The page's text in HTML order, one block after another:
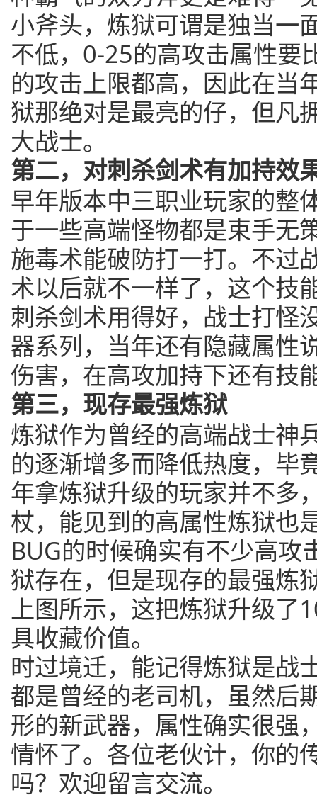
小斧头，炼狱可谓是独当一
不低，0-25的高攻击属性要
的攻击上限都高，因此在当
狱那绝对是最亮的仔，但凡
大战士。
第二，对刺杀剑术有加持效
早年版本中三职业玩家的整
于一些高端怪物都是束手无
施毒术能破防打一打。不过
术以后就不一样了，这个技
刺杀剑术用得好，战士打怪
器系列，当年还有隐藏属性
伤害，在高攻加持下还有技
第三，现存最强炼狱
炼狱作为曾经的高端战士神
的逐渐增多而降低热度，毕
年拿炼狱升级的玩家并不多
杖，能见到的高属性炼狱也
BUG的时候确实有不少高
狱存在，但是现存的最强炼
上图所示，这把炼狱升级了
具收藏价值。
时过境迁，能记得炼狱是战
都是曾经的老司机，虽然后
形的新武器，属性确实很强
情怀了。各位老伙计，你的
吗？欢迎留言交流。